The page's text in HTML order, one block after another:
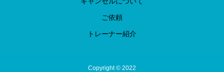
ご依頼
トレーナー紹介
Copyright © 2022